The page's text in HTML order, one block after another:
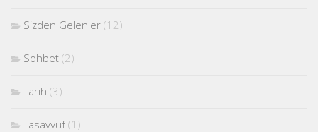
Sizden Gelenler (12)
Sohbet (2)
Tarih (3)
Tasavvuf(1)